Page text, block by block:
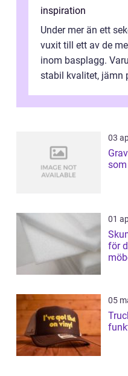
inspiration
Under mer än ett
vuxit till ett av de
inom basplagg.
stabil kvalitet, jämn
03
Gravyr
01
för
05